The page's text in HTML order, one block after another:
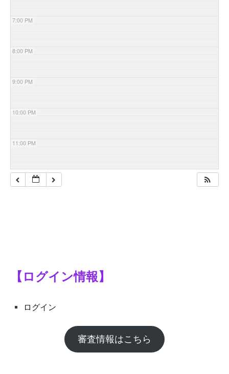
7:00 PM
8:00 PM
9:00 PM
10:00 PM
11:00 PM
【ログイン情報】
ログイン
審査情報はこちら